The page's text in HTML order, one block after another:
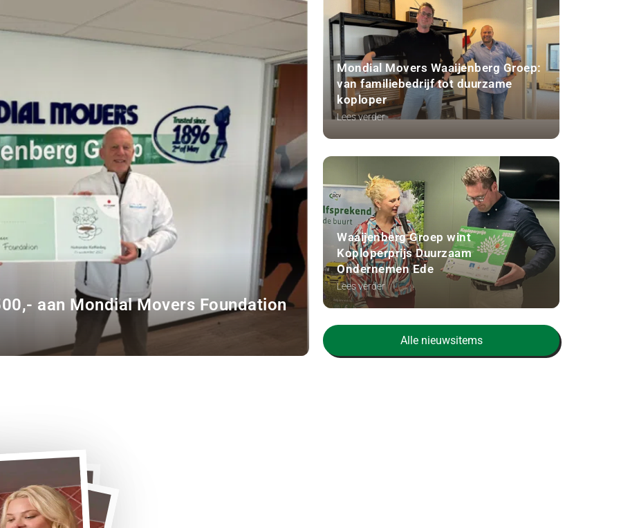
aan Mondial Movers Foundation
Mondial Movers Waaijenberg Groep:
van familiebedrijf tot duurzame
koploper
Lees verder
Waaijenberg Groep wint
Koploperprijs Duurzaam
Ondernemen Ede
Lees verder
Alle nieuwsitems